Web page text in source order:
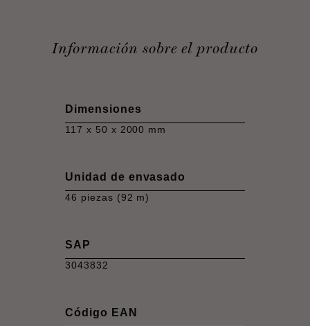
Información sobre el producto
Dimensiones
117 x 50 x 2000 mm
Unidad de envasado
46 piezas (92 m)
SAP
3043832
Código EAN